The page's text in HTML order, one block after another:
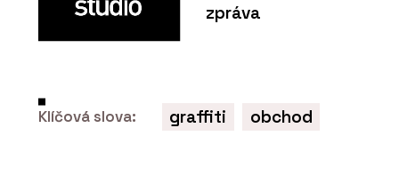
zpráva
Klíčová slova: graffiti obchod